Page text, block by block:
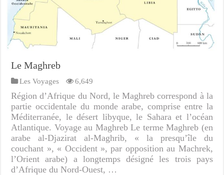
Le Maghreb
Les Voyages 6,649
Région d’Afrique du Nord, le Maghreb correspond à la
partie occidentale du monde arabe, comprise entre la
Méditerranée, le désert libyque, le Sahara et l’océan
Atlantique. Voyage au Maghreb Le terme Maghreb (en
arabe al-Djazirat al-Maghrib, « la presqu’île du
couchant », « Occident », par opposition au Machrek,
l’Orient arabe) a longtemps désigné les trois pays
d’Afrique du Nord-Ouest, …